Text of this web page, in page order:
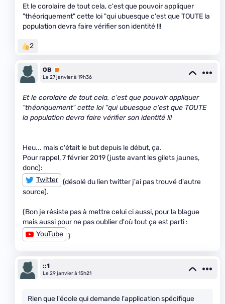
Et le corolaire de tout cela, c'est que pouvoir appliquer
"théoriquement" cette loi "qui ubuesque c'est que TOUTE la
population devra faire vérifier son identité !!!
2
OB Premium
Le 27 janvier à 19h36
Et le corolaire de tout cela, c'est que pouvoir appliquer
"théoriquement" cette loi "qui ubuesque c'est que TOUTE
la population devra faire vérifier son identité !!!
Heu... mais c'était le but depuis le début, ça.
Pour rappel, 7 février 2019 (juste avant les gilets jaunes,
donc):
Twitter (désolé du lien twitter j'ai pas trouvé d'autre
source).
(Bon je résiste pas à mettre celui ci aussi, pour la blague
mais aussi pour ne pas oublier d'où tout ça est parti :
YouTube )
::1
Le 29 janvier à 15h21
Rien que l'école qui demande l'application spécifique